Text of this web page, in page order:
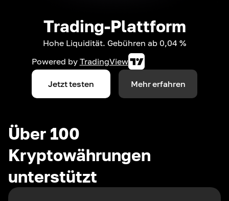
Trading-Plattform
Hohe Liquidität. Gebühren ab 0,04 %
Powered by TradingView
Jetzt testen Mehr erfahren
Über 100
Kryptowährungen
unterstützt